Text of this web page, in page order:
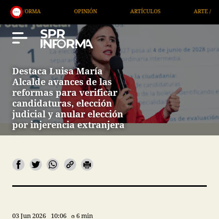
OPINIÓN ARTÍCULOS ARTE /
Destaca Luisa María
Alcalde avances de las
reformas para verificar
candidaturas, elección
judicial y anular elección
por injerencia extranjera
03 Jun 2026 10:06 6 min